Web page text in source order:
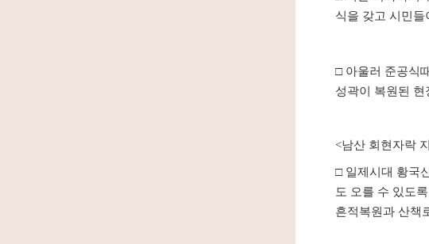
식을 갖고 시민
□ 아울러 준공식
성곽이 복원된
<남산 회현자락
□ 일제시대 황국
도 오를 수 있도
흔적복원과 산책